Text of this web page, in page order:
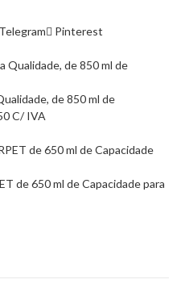
Telegram
Pinterest
de 850 ml de
C/ IVA
de 650 ml de Capacidade para